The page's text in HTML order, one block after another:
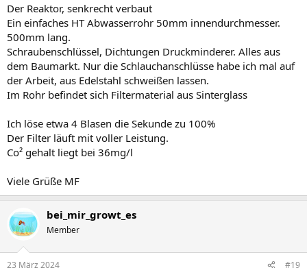
Der Reaktor, senkrecht verbaut
Ein einfaches HT Abwasserrohr 50mm innendurchmesser.
500mm lang.
Schraubenschlüssel, Dichtungen Druckminderer. Alles aus
dem Baumarkt. Nur die Schlauchanschlüsse habe ich mal auf
der Arbeit, aus Edelstahl schweißen lassen.
Im Rohr befindet sich Filtermaterial aus Sinterglass
Ich löse etwa 4 Blasen die Sekunde zu 100%
Der Filter läuft mit voller Leistung.
Co² gehalt liegt bei 36mg/l
Viele Grüße MF
bei_mir_growt_es
Member
23 März 2024 #19